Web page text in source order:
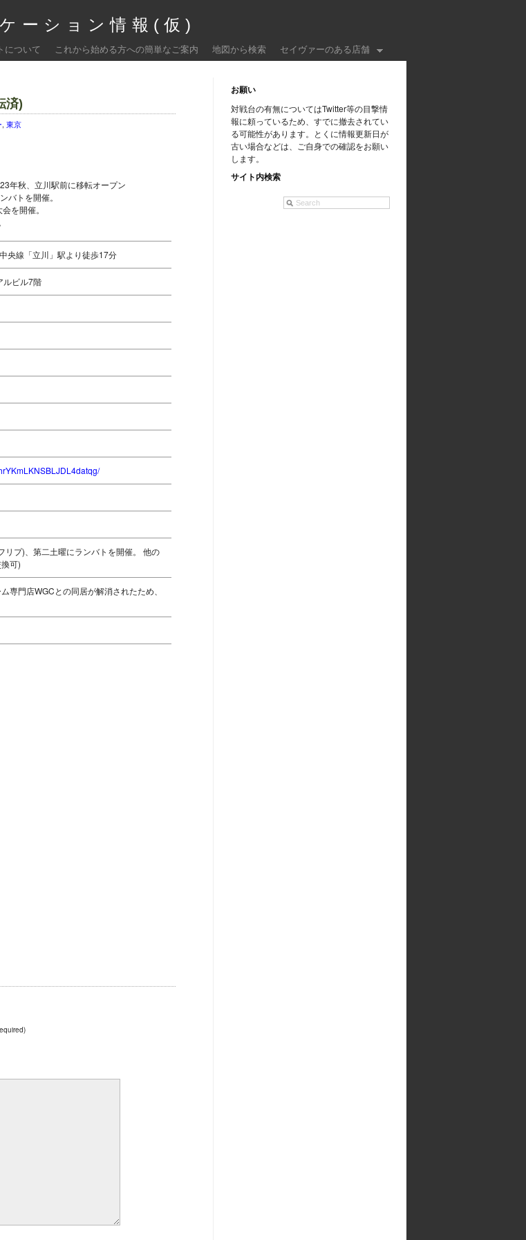
ーション情報(仮)
について これから始める方への簡単なご案内 地図から検索 セイヴァーのある店舗
済)
, 東京
年秋、立川駅前に移転オープン
バトを開催。
を開催。
央線「立川」駅より徒歩17分
ルビル7階
プ)、第二土曜にランバトを開催。 他の
可)
専門店WGCとの同居が解消されたため、
お願い
対戦台の有無についてはTwitter等の目撃情
報に頼っているため、すでに撤去されてい
る可能性があります。とくに情報更新日が
古い場合などは、ご自身での確認をお願い
します。
サイト内検索